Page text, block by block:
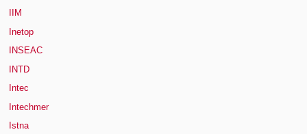
IIM
Inetop
INSEAC
INTD
Intec
Intechmer
Istna